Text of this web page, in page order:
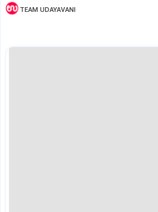
TEAM UDAYAVANI